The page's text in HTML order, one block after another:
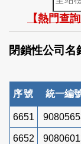
站
檢
索
【熱門查
閉鎖性公司名
序號 統一編
6651
6652